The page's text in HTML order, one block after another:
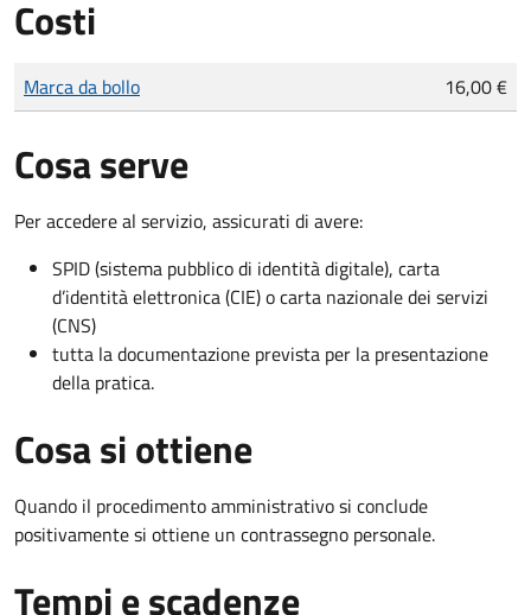
Costi
Tipo di pagamento
Importo
Marca da bollo 16,00 €
Cosa serve
Per accedere al servizio, assicurati di avere:
SPID (sistema pubblico di identità digitale), carta
d’identità elettronica (CIE) o carta nazionale dei servizi
(CNS)
tutta la documentazione prevista per la presentazione
della pratica.
Cosa si ottiene
Quando il procedimento amministrativo si conclude
positivamente si ottiene un contrassegno personale.
Tempi e scadenze